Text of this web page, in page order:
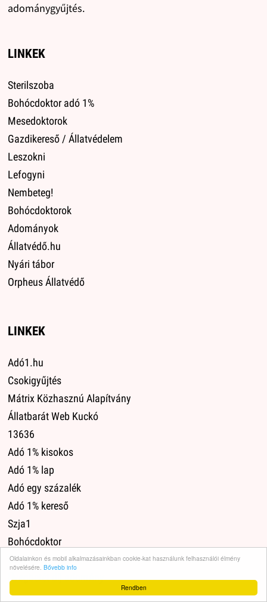
Rendben
Oldalainkon és mobil alkalmazásainkban cookie-kat használunk felhasználói élmény
növelésére. Bővebb info
adománygyűjtés.
LINKEK
Sterilszoba
Bohócdoktor adó 1%
Mesedoktorok
Gazdikereső / Állatvédelem
Leszokni
Lefogyni
Nembeteg!
Bohócdoktorok
Adományok
Állatvédő.hu
Nyári tábor
Orpheus Állatvédő
LINKEK
Adó1.hu
Csokigyűjtés
Mátrix Közhasznú Alapítvány
Állatbarát Web Kuckó
13636
Adó 1% kisokos
Adó 1% lap
Adó egy százalék
Adó 1% kereső
Szja1
Bohócdoktor
Szja 1+1
Üvegbetét díj adomány